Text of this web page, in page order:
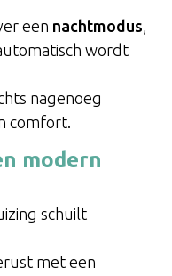
een nachtmodus
wordt
nagenoeg
comfort.
modern
schuilt
met een